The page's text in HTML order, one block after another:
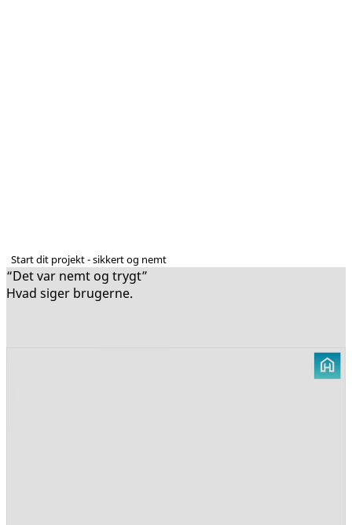
Start dit projekt - sikkert og nemt
“Det var nemt og trygt”
Hvad siger brugerne.